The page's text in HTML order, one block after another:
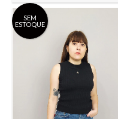
SEM
ESTOQUE